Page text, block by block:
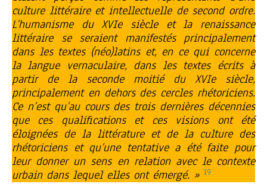
culture littéraire et intellectuelle de second ordre.
L’humanisme du XVIe siècle et la renaissance
littéraire se seraient manifestés principalement
dans les textes (néo)latins et, en ce qui concerne
la langue vernaculaire, dans les textes écrits à
partir de la seconde moitié du XVIe siècle,
principalement en dehors des cercles rhétoriciens.
Ce n’est qu’au cours des trois dernières décennies
que ces qualifications et ces visions ont été
éloignées de la littérature et de la culture des
rhétoriciens et qu’une tentative a été faite pour
leur donner un sens en relation avec le contexte
urbain dans lequel elles ont émergé. » 19